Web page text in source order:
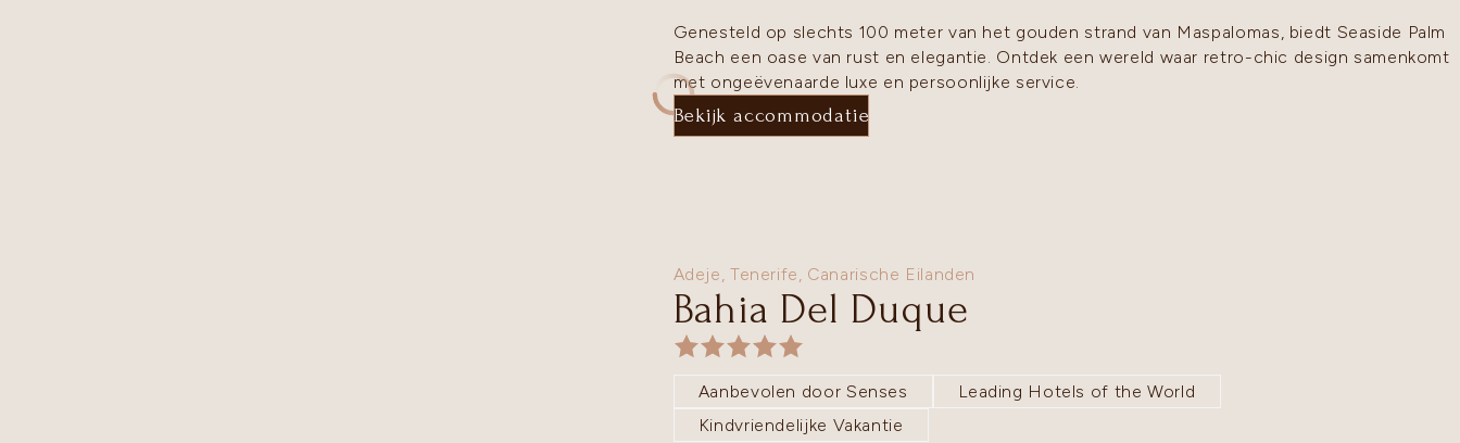
Genesteld op slechts 100 meter van het gouden strand van Maspalomas, biedt Seaside Palm
Beach een oase van rust en elegantie. Ontdek een wereld waar retro-chic design samenkomt
met ongeëvenaarde luxe en persoonlijke service.
Bekijk accommodatie
Adeje, Tenerife, Canarische Eilanden
Bahia Del Duque
Aanbevolen door Senses
Leading Hotels of the World
Kindvriendelijke Vakantie